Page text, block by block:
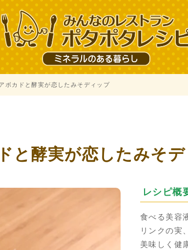
ボカドと酵実が恋したみそディップ
と酵実が恋したみそ
レシピ概
食べる美容
リンクの実
美味しく健